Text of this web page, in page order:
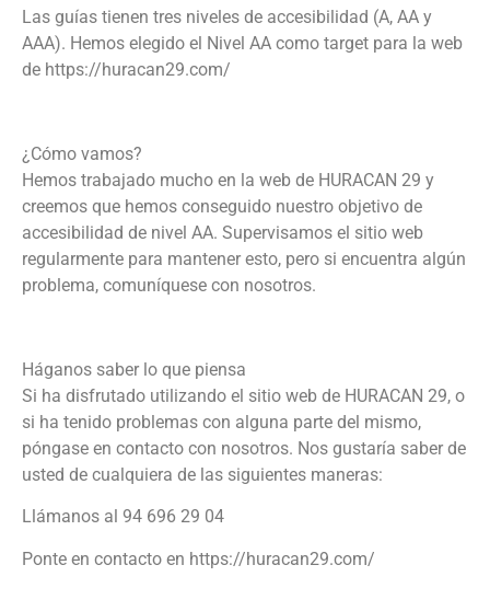
Las guías tienen tres niveles de accesibilidad (A, AA y
AAA). Hemos elegido el Nivel AA como target para la web
de https://huracan29.com/
¿Cómo vamos?
Hemos trabajado mucho en la web de HURACAN 29 y
creemos que hemos conseguido nuestro objetivo de
accesibilidad de nivel AA. Supervisamos el sitio web
regularmente para mantener esto, pero si encuentra algún
problema, comuníquese con nosotros.
Háganos saber lo que piensa
Si ha disfrutado utilizando el sitio web de HURACAN 29, o
si ha tenido problemas con alguna parte del mismo,
póngase en contacto con nosotros. Nos gustaría saber de
usted de cualquiera de las siguientes maneras:
Llámanos al 94 696 29 04
Ponte en contacto en https://huracan29.com/